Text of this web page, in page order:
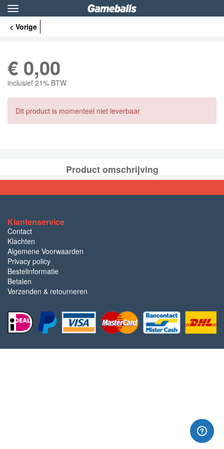
Toggle
navigation
< Vorige
€ 0,00
inclusief 21% BTW
Dit product is momenteel niet leverbaar
Product omschrijving
Klantenservice
Contact
Klachten
Algemene Voorwaarden
Privacy policy
Bestelinformatie
Betalen
Verzenden & retourneren